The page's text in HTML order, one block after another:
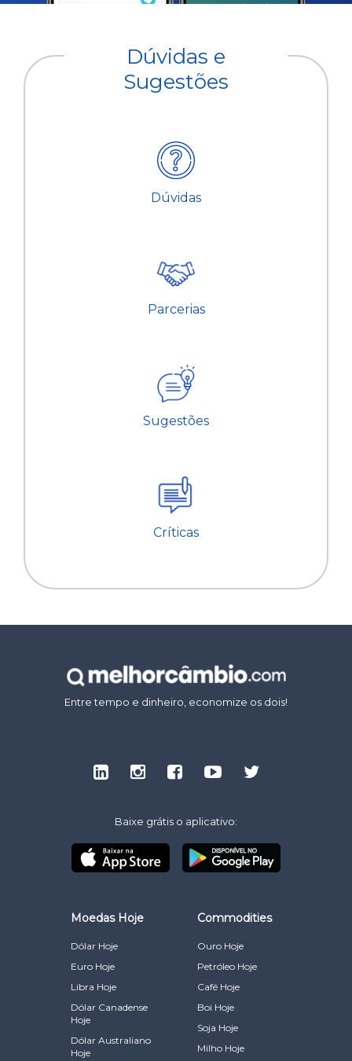
Dúvidas e
Sugestões
Dúvidas
Parcerias
Sugestões
Críticas
Entre tempo e dinheiro, economize os dois!
Baixe grátis o aplicativo:
Moedas Hoje
Dólar Hoje
Euro Hoje
Libra Hoje
Dólar Canadense
Hoje
Dólar Australiano
Hoje
Commodities
Ouro Hoje
Petróleo Hoje
Café Hoje
Boi Hoje
Soja Hoje
Milho Hoje